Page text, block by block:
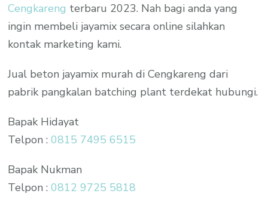
Cengkareng terbaru 2023. Nah bagi anda yang
ingin membeli jayamix secara online silahkan
kontak marketing kami.
Jual beton jayamix murah di Cengkareng dari
pabrik pangkalan batching plant terdekat hubungi.
Bapak Hidayat
Telpon :0815 7495 6515
Bapak Nukman
Telpon :0812 9725 5818